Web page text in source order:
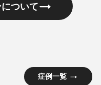
ついて
症例一覧